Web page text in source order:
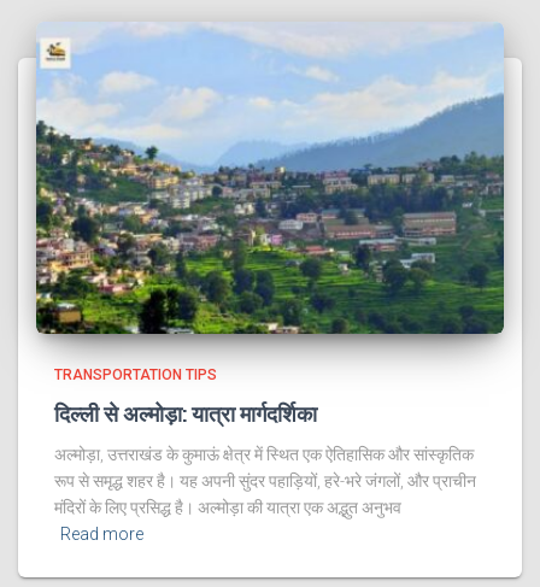
TRANSPORTATION TIPS
दिल्ली से अल्मोड़ा: यात्रा मार्गदर्शिका
अल्मोड़ा, उत्तराखंड के कुमाऊं क्षेत्र में स्थित एक ऐतिहासिक और सांस्कृतिक
रूप से समृद्ध शहर है। यह अपनी सुंदर पहाड़ियों, हरे-भरे जंगलों, और प्राचीन
मंदिरों के लिए प्रसिद्ध है। अल्मोड़ा की यात्रा एक अद्भुत अनुभव
Read more